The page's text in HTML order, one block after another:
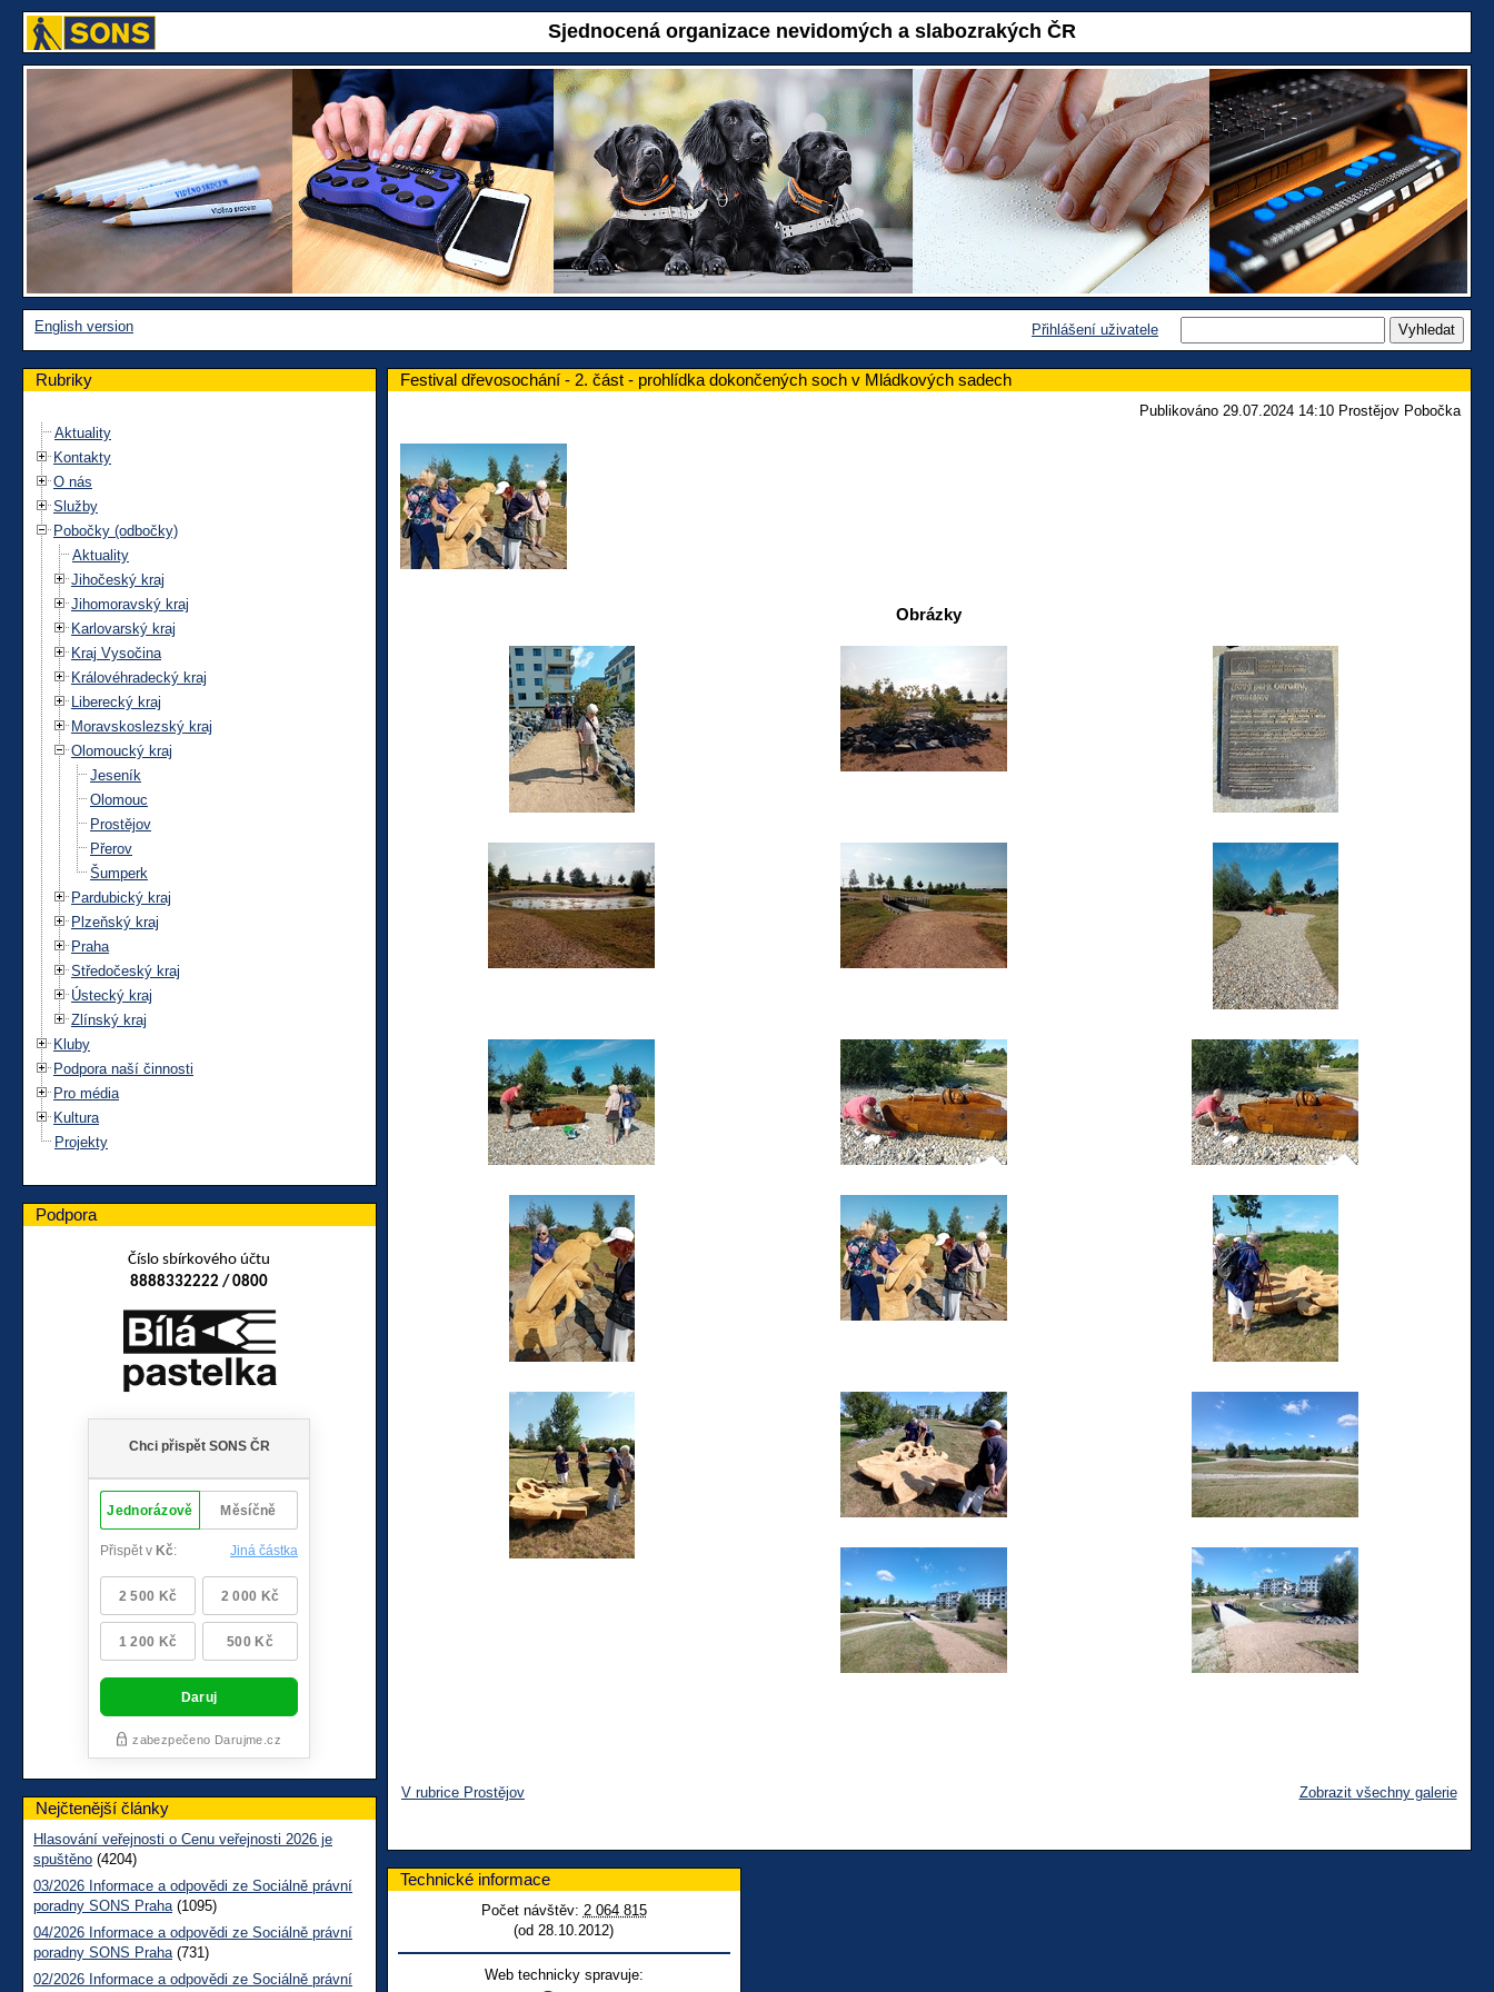
Sjednocená organizace nevidomých a slabozrakých ČR
English version Přihlášení uživatele
Rubriky
Aktuality
Kontakty
O nás
Služby
Pobočky (odbočky)
Aktuality
Jihočeský kraj
Jihomoravský kraj
Karlovarský kraj
Kraj Vysočina
Královéhradecký kraj
Liberecký kraj
Moravskoslezský kraj
Olomoucký kraj
Jeseník
Olomouc
Prostějov
Přerov
Šumperk
Pardubický kraj
Plzeňský kraj
Praha
Středočeský kraj
Ústecký kraj
Zlínský kraj
Kluby
Podpora naší činnosti
Pro média
Kultura
Projekty
Festival dřevosochání - 2. část - prohlídka dokončených soch v Mládkových sadech
Publikováno 29.07.2024 14:10 Prostějov Pobočka
Obrázky
V rubrice Prostějov Zobrazit všechny galerie
Podpora
Číslo sbírkového účtu
8888332222 / 0800
Nejčtenější články
Hlasování veřejnosti o Cenu veřejnosti 2026 je
spuštěno (4204)
03/2026 Informace a odpovědi ze Sociálně právní
poradny SONS Praha (1095)
04/2026 Informace a odpovědi ze Sociálně právní
poradny SONS Praha (731)
02/2026 Informace a odpovědi ze Sociálně právní
Technické informace
Počet návštěv: 2 064 815
(od 28.10.2012)
Web technicky spravuje: